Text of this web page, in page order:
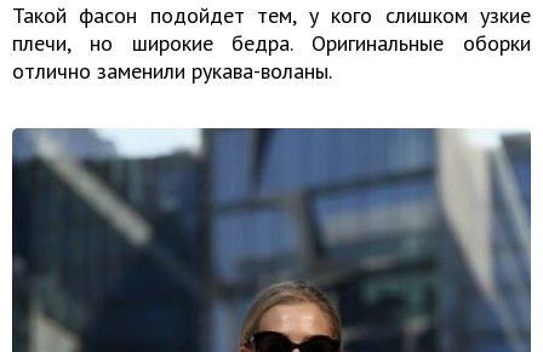
Такой фасон подойдет тем, у кого слишком узкие
плечи, но широкие бедра. Оригинальные оборки
отлично заменили рукава-воланы.